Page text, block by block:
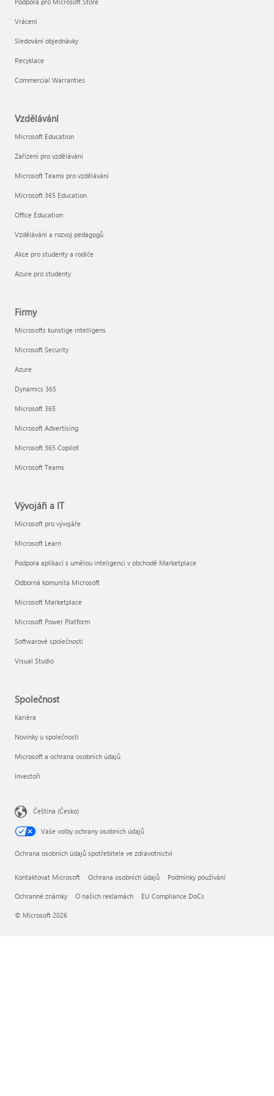
Vrácení
Sledování objednávky
Recyklace
Commercial Warranties
Vzdělávání
Microsoft Education
Zařízení pro vzdělávání
Microsoft Teams pro vzdělávání
Microsoft 365 Education
Office Education
Vzdělávání a rozvoj pedagogů
Akce pro studenty a rodiče
Azure pro studenty
Firmy
Microsofts kunstige intelligens
Microsoft Security
Azure
Dynamics 365
Microsoft 365
Microsoft Advertising
Microsoft 365 Copilot
Microsoft Teams
Vývojáři a IT
Microsoft pro vývojáře
Microsoft Learn
Podpora aplikací s umělou inteligenci v obchodě Marketplace
Odborná komunita Microsoft
Microsoft Marketplace
Microsoft Power Platform
Softwarové společnosti
Visual Studio
Společnost
Kariéra
Novinky u společnosti
Microsoft a ochrana osobních údajů
Investoři
Čeština (Česko)
Vaše volby ochrany osobních údajů
Ochrana osobních údajů spotřebitele ve zdravotnictví
Kontaktovat Microsoft Ochrana osobních údajů Podmínky používání
Ochranné známky O našich reklamách EU Compliance DoCs
© Microsoft 2026